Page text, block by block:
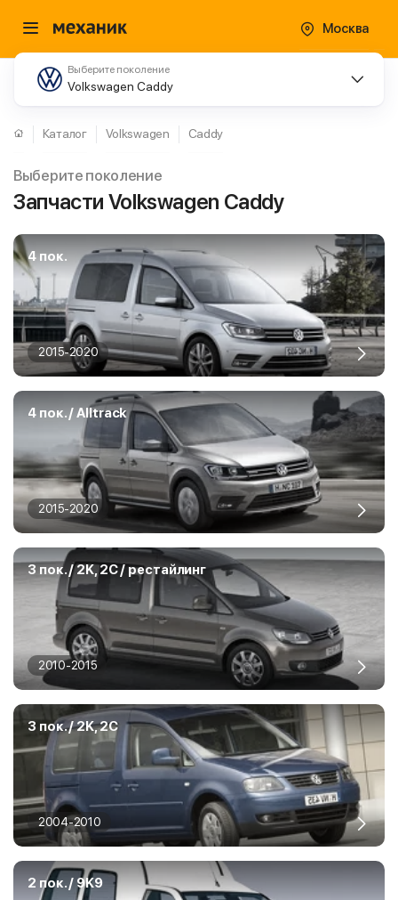
Москва
Выберите поколение
Volkswagen Caddy
Каталог Volkswagen Caddy
Выберите поколение
Запчасти Volkswagen Caddy
4 пок.
2015-2020
4 пок. / Alltrack
2015-2020
3 пок. / 2K, 2C / рестайлинг
2010-2015
3 пок. / 2K, 2C
2004-2010
2 пок. / 9K9